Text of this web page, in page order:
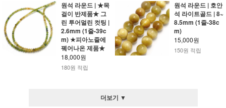
원석 라운드 | ★목
걸이 반제품★ 그
린 투어멀린 컷팅 |
2.6mm (1줄-39c
m) ★피아노줄에
꿰어나온 제품★
18,000원
180원 적립
원석 라운드 | 호안
석 라이트골드 | 8~
8.5mm (1줄-38c
m)
15,000원
150원 적립
더보기 ▼